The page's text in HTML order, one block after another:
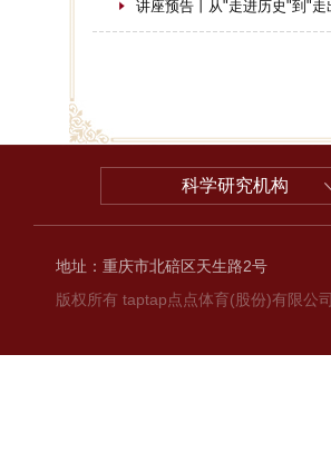
讲座预告丨从"走进历史"到"
科学研究机构
地址：重庆市北碚区天生路2号
版权所有 taptap点点体育(股份)有限公